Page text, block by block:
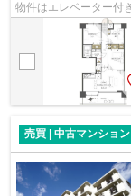
物件はエレベーター付
ションなら、物件の購
売買 | 中古マンション